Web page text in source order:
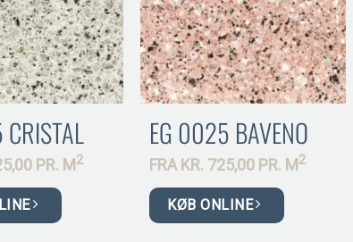
PR. M 2
EG 0025 BAVENO
FRA KR. 725,00 PR. M 2
KØB ONLINE